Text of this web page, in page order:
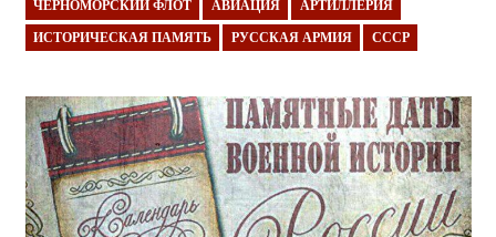
ЧЕРНОМОРСКИЙ ФЛОТ АВИАЦИЯ АРТИЛЛЕРИЯ
ИСТОРИЧЕСКАЯ ПАМЯТЬ РУССКАЯ АРМИЯ СССР